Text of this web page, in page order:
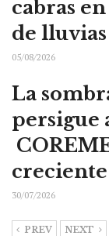
cabras
de lluvias
05/08/2026
La
persigue
30/07/2026
PREV NEXT